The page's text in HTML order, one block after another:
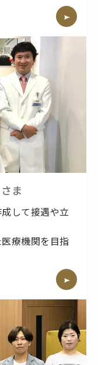
さま
して接遇や立
療機関を目指